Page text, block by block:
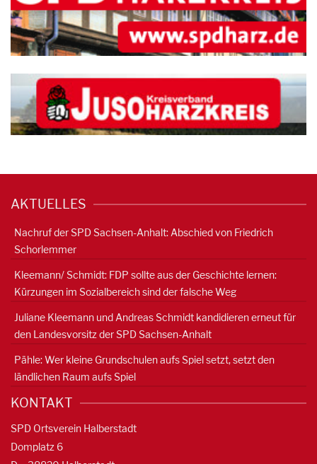
AKTUELLES
Nachruf der SPD Sachsen-Anhalt: Abschied von Friedrich
Schorlemmer
Kleemann/ Schmidt: FDP sollte aus der Geschichte lernen:
Kürzungen im Sozialbereich sind der falsche Weg
Juliane Kleemann und Andreas Schmidt kandidieren erneut für
den Landesvorsitz der SPD Sachsen-Anhalt
Pähle: Wer kleine Grundschulen aufs Spiel setzt, setzt den
ländlichen Raum aufs Spiel
KONTAKT
SPD Ortsverein Halberstadt
Domplatz 6